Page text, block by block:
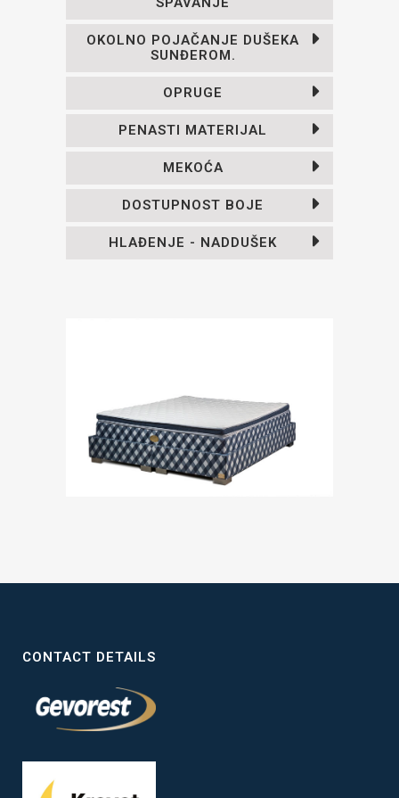
OKOLNO POJAČANJE DUŠEKA
SUNĐEROM.
OPRUGE
PENASTI MATERIJAL
MEKOĆA
DOSTUPNOST BOJE
HLAĐENJE - NADDUŠEK
CONTACT DETAILS